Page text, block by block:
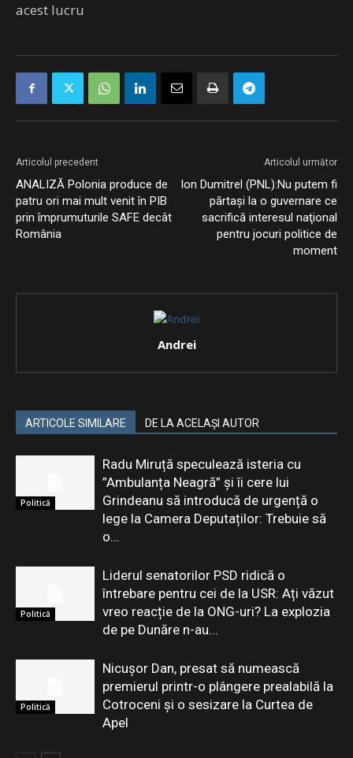
acest lucru
Articolul precedent
ANALIZĂ Polonia produce de
patru ori mai mult venit în PIB
prin împrumuturile SAFE decât
România
Articolul următor
Ion Dumitrel (PNL):Nu putem fi
părtaşi la o guvernare ce
sacrifică interesul naţional
pentru jocuri politice de
moment
Andrei
ARTICOLE SIMILARE DE LA ACELAȘI AUTOR
Politică
Radu Miruță speculează isteria cu
”Ambulanța Neagră” și îi cere lui
Grindeanu să introducă de urgență o
lege la Camera Deputaților: Trebuie să
o...
Politică
Liderul senatorilor PSD ridică o
întrebare pentru cei de la USR: Ați văzut
vreo reacție de la ONG-uri? La explozia
de pe Dunăre n-au...
Politică
Nicușor Dan, presat să numească
premierul printr-o plângere prealabilă la
Cotroceni și o sesizare la Curtea de
Apel